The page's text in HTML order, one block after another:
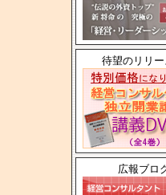
待望のリリー
広報ブロ